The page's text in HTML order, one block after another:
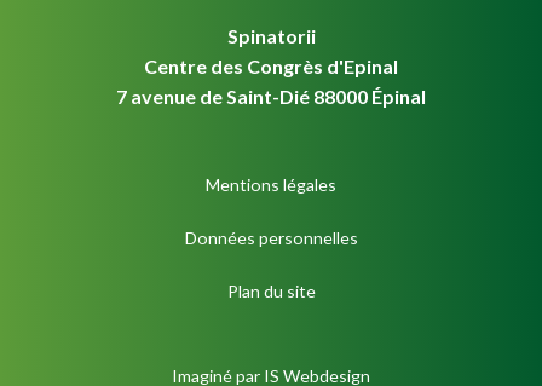
Spinatorii
Centre des Congrès d'Epinal
7 avenue de Saint-Dié 88000 Épinal
Mentions légales
Données personnelles
Plan du site
Imaginé par IS Webdesign